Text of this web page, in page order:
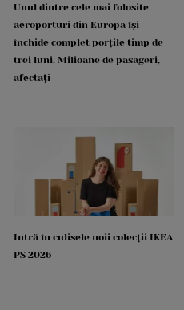
Unul dintre cele mai folosite
aeroporturi din Europa își
închide complet porțile timp de
trei luni. Milioane de pasageri,
afectați
Intră în culisele noii colecții IKEA
PS 2026